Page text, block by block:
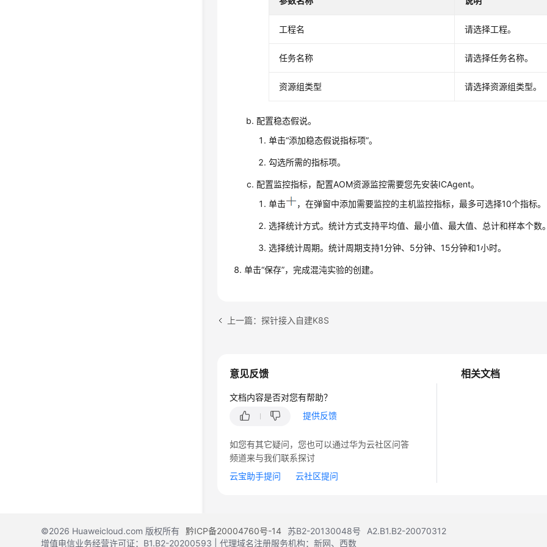
工程名 请选择工程。
任务名称 请选择任务名称。
资源组类型 请选择资源组类型。
配置稳态假说。
单击“添加稳态假说指标项”。
勾选所需的指标项。
配置监控指标，配置AOM资源监控需要您先安装ICAgent。
单击
，在弹窗中添加需要监控的主机监控指标，最多可选择10个指标。
选择统计方式。统计方式支持平均值、最小值、最大值、总计和样本个数
选择统计周期。统计周期支持1分钟、5分钟、15分钟和1小时。
单击“保存”，完成混沌实验的创建。
上一篇：探针接入自建K8S
相关文档
意见反馈
文档内容是否对您有帮助？
提供反馈
如您有其它疑问，您也可以通过华为云社区问答
频道来与我们联系探讨
云宝助手提问
云社区提问
©2026 Huaweicloud.com 版权所有 黔ICP备20004760号-14 苏B2-20130048号
A2.B1.B2-20070312
增值电信业务经营许可证：B1.B2-20200593 | 代理域名注册服务机构：新网、西数